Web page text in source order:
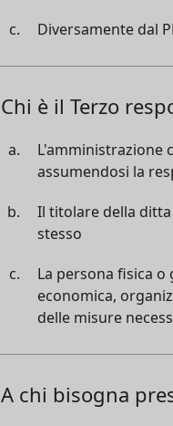
Diversamente dal
Chi è il Terzo
L'amministrazione
assumendosi la
Il titolare della
stesso
La persona fisica
economica,
delle misure
A chi bisogna